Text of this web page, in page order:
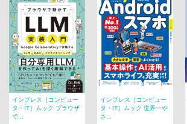
インプレス［コンピュー
タ・IT］ムック ブラウザ
で...
インプレス［コンピュー
タ・IT］ムック 世界一や
さ...